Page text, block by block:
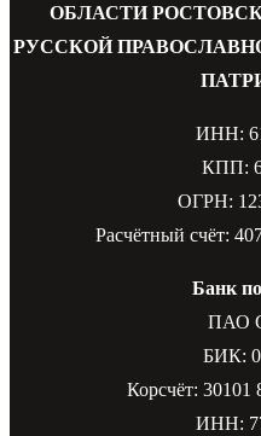
ОБЛАСТИ
РУССКОЙ
ИНН:
КПП:
ОГРН:
Расчётный счёт:
Банк
ПАО
БИК:
Корсчёт: 30101
ИНН: